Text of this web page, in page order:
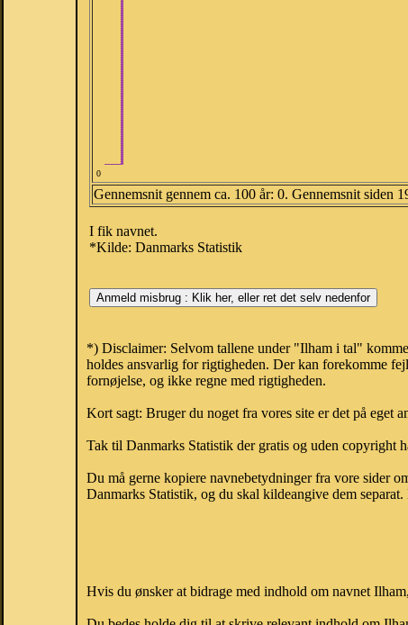
0
Gennemsnit gennem ca. 100 år: 0. Gennemsnit siden
I fik navnet.
*Kilde: Danmarks Statistik
*) Disclaimer: Selvom tallene under "Ilham i tal"
holdes ansvarlig for rigtigheden. Der kan forekomme
fornøjelse, og ikke regne med rigtigheden.
Kort sagt: Bruger du noget fra vores site er det på eget
Tak til Danmarks Statistik der gratis og uden copyright
Du må gerne kopiere navnebetydninger fra vore sider
Danmarks Statistik, og du skal kildeangive dem
Hvis du ønsker at bidrage med indhold om navnet